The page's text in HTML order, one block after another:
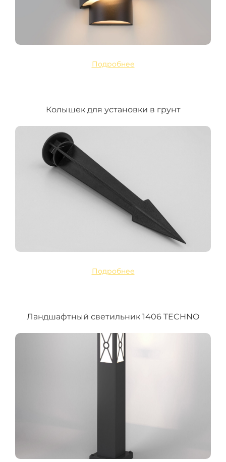
Подробнее
Колышек для установки в грунт
Подробнее
Ландшафтный светильник 1406 TECHNO